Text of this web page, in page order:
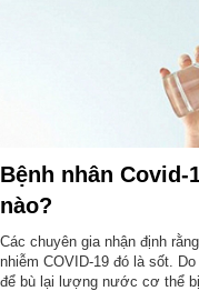
Bệnh nhân
nào?
Các chuyên gia nhận định
nhiễm COVID-19 đó là sốt.
để bù lại lượng nước cơ thể